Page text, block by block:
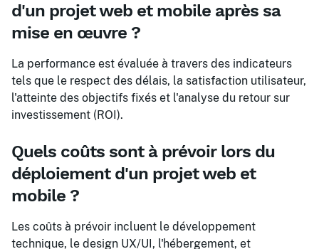
d'un projet web et mobile après sa
mise en œuvre ?
La performance est évaluée à travers des indicateurs
tels que le respect des délais, la satisfaction utilisateur,
l'atteinte des objectifs fixés et l'analyse du retour sur
investissement (ROI).
Quels coûts sont à prévoir lors du
déploiement d'un projet web et
mobile ?
Les coûts à prévoir incluent le développement
technique, le design UX/UI, l'hébergement, et